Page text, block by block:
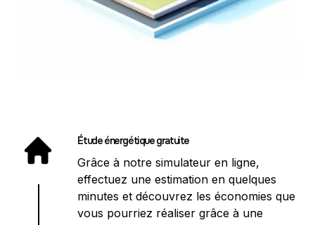
Étude énergétique gratuite
Grâce à notre simulateur en ligne,
effectuez une estimation en quelques
minutes et découvrez les économies que
vous pourriez réaliser grâce à une